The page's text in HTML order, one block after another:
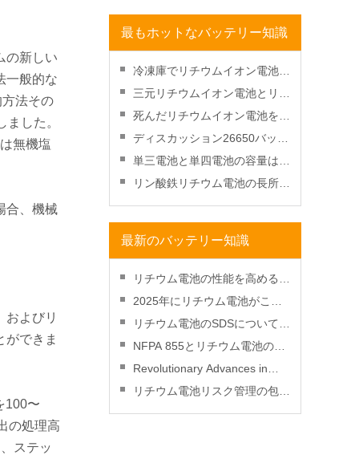
の新しい
一般的な
法その
した。
無機塩
合、機械
およびリ
ができま
100〜
の処理高
ステッ
最もホットなバッテリー知識
冷凍庫でリチウムイオン電池を
復元しますか？
三元リチウムイオン電池とリン
酸鉄リチウム電池のどちらが良
いですか？
死んだリチウムイオン電池を充
電する方法-充電して復活させ
る？
ディスカッション26650バッテ
リーと18650バッテリー
単三電池と単四電池の容量はど
れくらいですか?
リン酸鉄リチウム電池の長所と
短所
最新のバッテリー知識
リチウム電池の性能を高めるた
めの放電深度管理方法
2025年にリチウム電池がこれ
まで以上にコスト効率が高くな
る理由
リチウム電池のSDSについて知
っておくべきこと
NFPA 855とリチウム電池の火
災安全：実践ガイド
Revolutionary Advances in
Lithium Battery Technology
リチウム電池リスク管理の包括
的レビュー